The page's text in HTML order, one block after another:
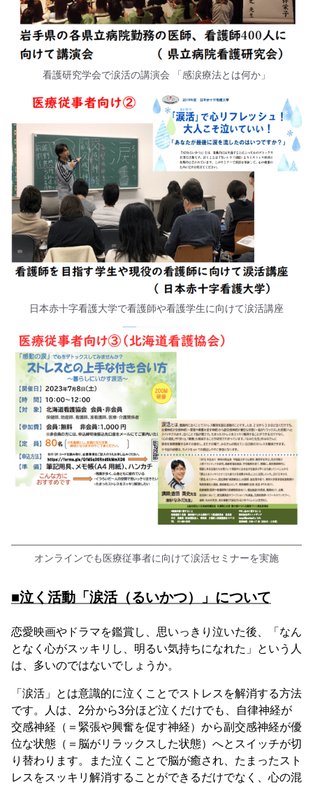
看護研究学会で涙活の講演会 「感涙療法とは何か」
日本赤十字看護大学で看護師や看護学生に向けて涙活講座
オンラインでも医療従事者に向けて涙活セミナーを実施
■泣く活動「涙活（るいかつ）」について
恋愛映画やドラマを鑑賞し、思いっきり泣いた後、「なん
となく心がスッキリし、明るい気持ちになれた」という人
は、多いのではないでしょうか。
「涙活」とは意識的に泣くことでストレスを解消する方法
です。人は、2分から3分ほど泣くだけでも、自律神経が
交感神経（＝緊張や興奮を促す神経）から副交感神経が優
位な状態（＝脳がリラックスした状態）へとスイッチが切
り替わります。また泣くことで脳が癒され、たまったスト
レスをスッキリ解消することができるだけでなく、心の混